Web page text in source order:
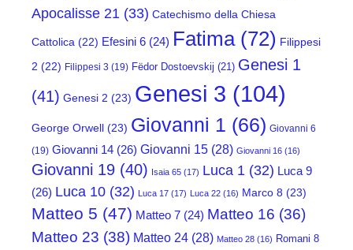
Apocalisse 21 (33) Catechismo della Chiesa
Cattolica (22) Efesini 6 (24) Fatima(72) Filippesi
2 (22) Filippesi 3 (19) Fëdor Dostoevskij (21) Genesi 1
(41) Genesi 2 (23) Genesi 3 (104)
George Orwell (23) Giovanni 1 (66) Giovanni 6
(19) Giovanni 14 (26) Giovanni 15 (28) Giovanni 16 (16)
Giovanni 19 (40) Isaia 65 (17) Luca 1 (32) Luca 9
(26) Luca 10 (32) Luca 17 (17) Luca 22 (16) Marco 8 (23)
Matteo 5 (47) Matteo 7 (24) Matteo 16 (36)
Matteo 23 (38) Matteo 24 (28) Matteo 28 (16) Romani 8